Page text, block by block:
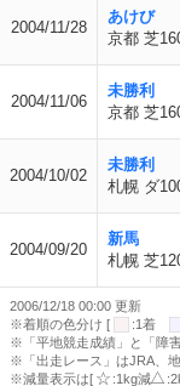
2004/11/28
あけび
京都 芝
2004/11/06
未勝利
京都 芝
2004/10/02
未勝利
札幌 ダ
2004/09/20
新馬
札幌 芝
2006/12/18 00:00 更新
※着順の色分け [
:1着
※「平地競走成績」と「障
※「出走レース」はJRA、
※減量表示は[
:1kg減